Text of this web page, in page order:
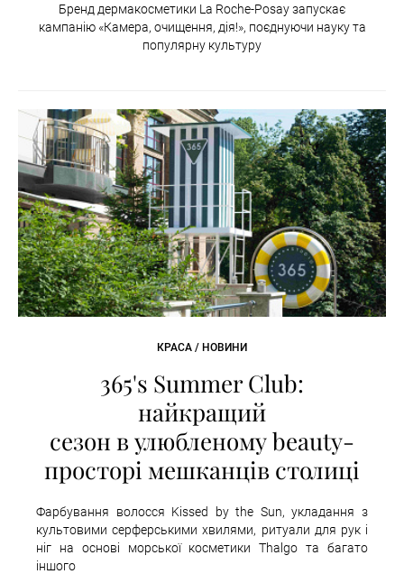
Бренд дермакосметики La Roche-Posay запускає
кампанію «Камера, очищення, дія!», поєднуючи науку та
популярну культуру
КРАСА / НОВИНИ
365's Summer Club:
найкращий
сезон в улюбленому beauty-
просторі мешканців столиці
Фарбування волосся Kissed by the Sun, укладання з
культовими серферськими хвилями, ритуали для рук і
ніг на основі морської косметики Thalgo та багато
іншого